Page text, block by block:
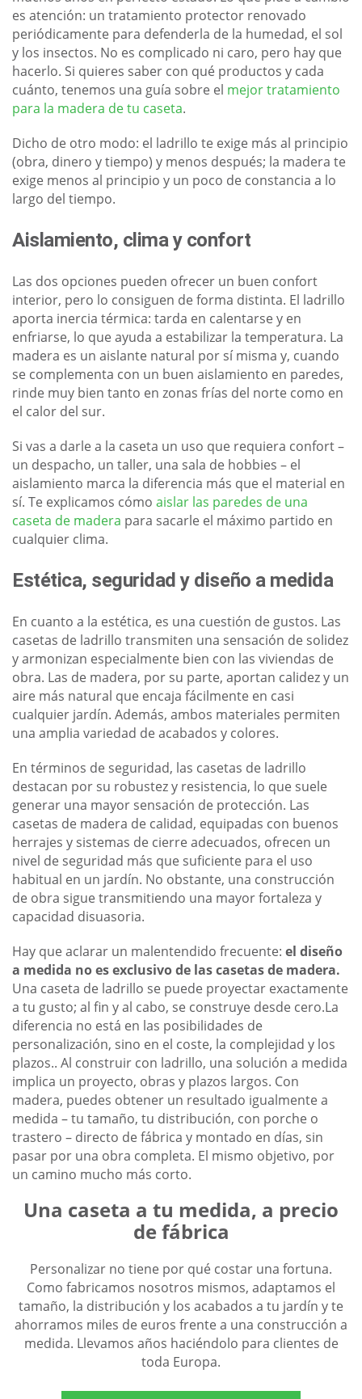
es atención: un tratamiento protector renovado
periódicamente para defenderla de la humedad, el sol
y los insectos. No es complicado ni caro, pero hay que
hacerlo. Si quieres saber con qué productos y cada
cuánto, tenemos una guía sobre el mejor tratamiento
para la madera de tu caseta.
Dicho de otro modo: el ladrillo te exige más al principio
(obra, dinero y tiempo) y menos después; la madera te
exige menos al principio y un poco de constancia a lo
largo del tiempo.
Aislamiento, clima y confort
Las dos opciones pueden ofrecer un buen confort
interior, pero lo consiguen de forma distinta. El ladrillo
aporta inercia térmica: tarda en calentarse y en
enfriarse, lo que ayuda a estabilizar la temperatura. La
madera es un aislante natural por sí misma y, cuando
se complementa con un buen aislamiento en paredes,
rinde muy bien tanto en zonas frías del norte como en
el calor del sur.
Si vas a darle a la caseta un uso que requiera confort –
un despacho, un taller, una sala de hobbies – el
aislamiento marca la diferencia más que el material en
sí. Te explicamos cómo aislar las paredes de una
caseta de madera para sacarle el máximo partido en
cualquier clima.
Estética, seguridad y diseño a medida
En cuanto a la estética, es una cuestión de gustos. Las
casetas de ladrillo transmiten una sensación de solidez
y armonizan especialmente bien con las viviendas de
obra. Las de madera, por su parte, aportan calidez y un
aire más natural que encaja fácilmente en casi
cualquier jardín. Además, ambos materiales permiten
una amplia variedad de acabados y colores.
En términos de seguridad, las casetas de ladrillo
destacan por su robustez y resistencia, lo que suele
generar una mayor sensación de protección. Las
casetas de madera de calidad, equipadas con buenos
herrajes y sistemas de cierre adecuados, ofrecen un
nivel de seguridad más que suficiente para el uso
habitual en un jardín. No obstante, una construcción
de obra sigue transmitiendo una mayor fortaleza y
capacidad disuasoria.
Hay que aclarar un malentendido frecuente: el diseño
a medida no es exclusivo de las casetas de madera.
Una caseta de ladrillo se puede proyectar exactamente
a tu gusto; al fin y al cabo, se construye desde cero.La
diferencia no está en las posibilidades de
personalización, sino en el coste, la complejidad y los
plazos.. Al construir con ladrillo, una solución a medida
implica un proyecto, obras y plazos largos. Con
madera, puedes obtener un resultado igualmente a
medida – tu tamaño, tu distribución, con porche o
trastero – directo de fábrica y montado en días, sin
pasar por una obra completa. El mismo objetivo, por
un camino mucho más corto.
Una caseta a tu medida, a precio
de fábrica
Personalizar no tiene por qué costar una fortuna.
Como fabricamos nosotros mismos, adaptamos el
tamaño, la distribución y los acabados a tu jardín y te
ahorramos miles de euros frente a una construcción a
medida. Llevamos años haciéndolo para clientes de
toda Europa.